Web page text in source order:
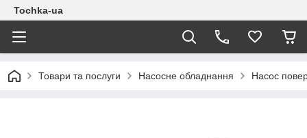
Tochka-ua
Товари та послуги Насосне обладнання Насос